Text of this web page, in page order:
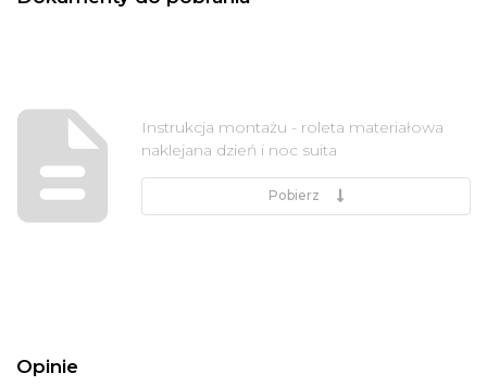
Instrukcja montażu - roleta materiałowa
naklejana dzień i noc suita
Pobierz
Opinie